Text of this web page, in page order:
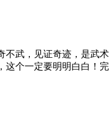
武，见证奇迹，是武术
这个一定要明明白白！完